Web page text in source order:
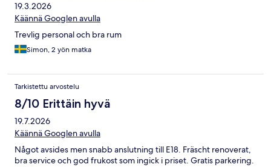
19.3.2026
Käännä Googlen avulla
Trevlig personal och bra rum
Simon, 2 yön matka
Tarkistettu arvostelu
8/10 Erittäin hyvä
19.7.2026
Käännä Googlen avulla
Något avsides men snabb anslutning till E18. Fräscht renoverat,
bra service och god frukost som ingick i priset. Gratis parkering.